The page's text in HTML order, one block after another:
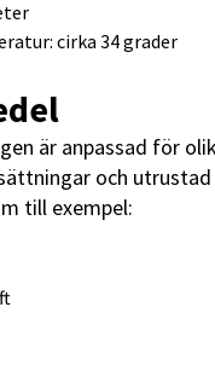
cirka 34 grader
är anpassad för
och utrustad
till exempel: